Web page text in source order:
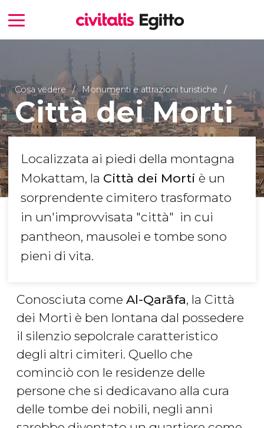
Cosa vedere Monumenti e attrazioni turistiche
Città dei Morti
Localizzata ai piedi della montagna
Mokattam, la Città dei Morti è un
sorprendente cimitero trasformato
in un'improvvisata "città" in cui
pantheon, mausolei e tombe sono
pieni di vita.
Conosciuta come Al-Qarāfa, la Città
dei Morti è ben lontana dal possedere
il silenzio sepolcrale caratteristico
degli altri cimiteri. Quello che
cominciò con le residenze delle
persone che si dedicavano alla cura
delle tombe dei nobili, negli anni